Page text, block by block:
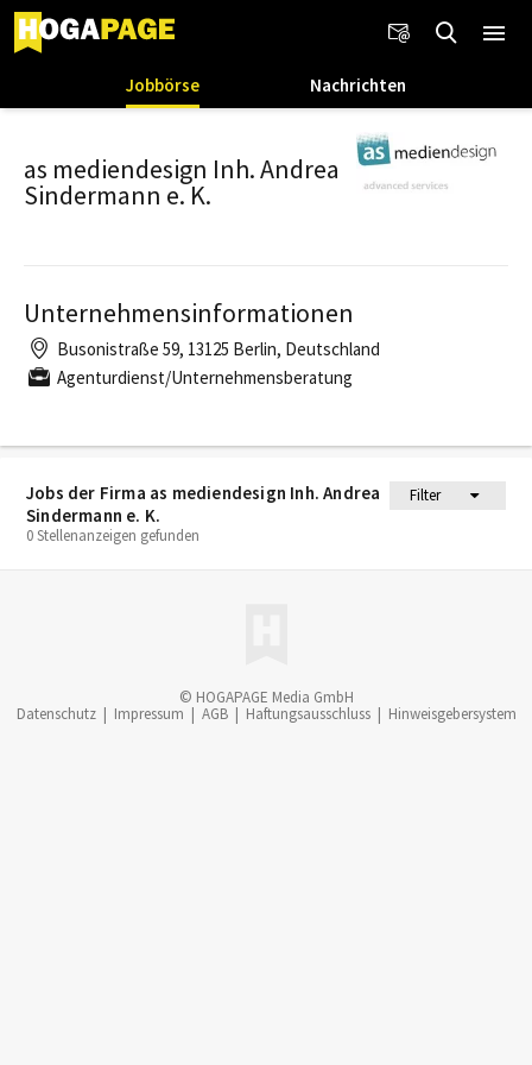
Jobbörse Nachrichten
Jobs der Firma as mediendesign Inh. Andrea
Sindermann e. K.
Filter
0 Stellenanzeigen gefunden
as mediendesign Inh. Andrea
Sindermann e. K.
Unternehmensinformationen
Busonistraße 59, 13125 Berlin, Deutschland
Agenturdienst/Unternehmensberatung
© HOGAPAGE Media GmbH
Datenschutz | Impressum | AGB | Haftungsausschluss | Hinweisgebersystem